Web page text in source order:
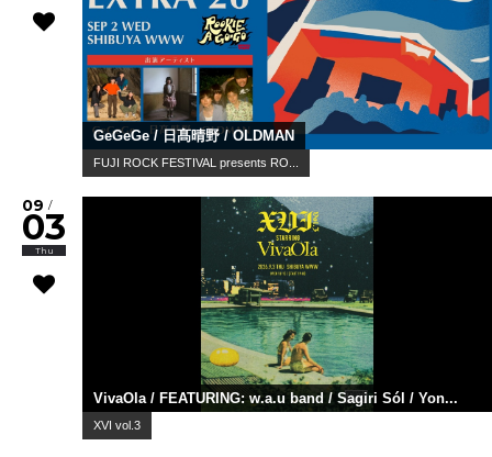
GeGeGe / 日髙晴野 / OLDMAN
FUJI ROCK FESTIVAL presents RO...
09 /
03
Thu
VivaOla / FEATURING: w.a.u band / Sagiri Sól / Yon...
XVI vol.3